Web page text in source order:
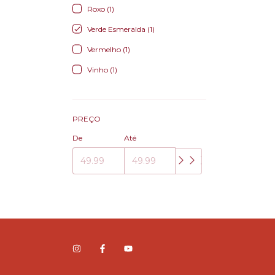
Roxo (1)
Verde Esmeralda (1)
Vermelho (1)
Vinho (1)
PREÇO
De Até